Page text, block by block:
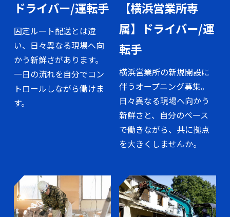
ドライバー/運転手
固定ルート配送とは違
い、日々異なる現場へ向
かう新鮮さがあります。
一日の流れを自分でコン
トロールしながら働けま
す。
【横浜営業所専
属】ドライバー/運
転手
横浜営業所の新規開設に
伴うオープニング募集。
日々異なる現場へ向かう
新鮮さと、自分のペース
で働きながら、共に拠点
を大きくしませんか。